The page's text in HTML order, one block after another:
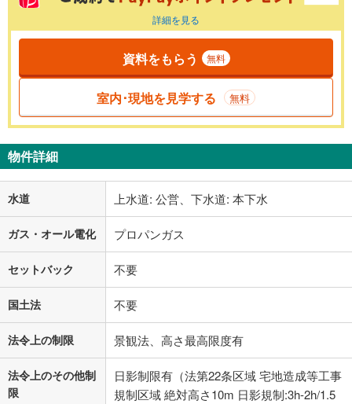
詳細を見る
資料をもらう 無料
室内･現地を見学する 無料
物件詳細
水道 上水道: 公営、下水道: 本下水
ガス・オール電化 プロパンガス
セットバック 不要
国土法 不要
法令上の制限 景観法、高さ最高限度有
法令上のその他制
限
日影制限有（法第22条区域 宅地造成等工事
規制区域 絶対高さ10m 日影規制:3h-2h/1.5